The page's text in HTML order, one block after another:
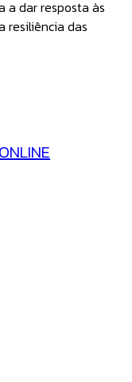
a dar resposta às
resiliência das